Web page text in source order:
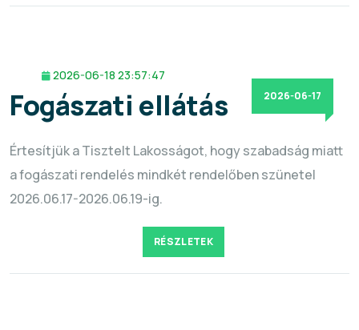
2026-06-17
2026-06-18 23:57:47
Fogászati ellátás
Értesítjük a Tisztelt Lakosságot, hogy szabadság miatt
a fogászati rendelés mindkét rendelőben szünetel
2026.06.17-2026.06.19-ig.
RÉSZLETEK